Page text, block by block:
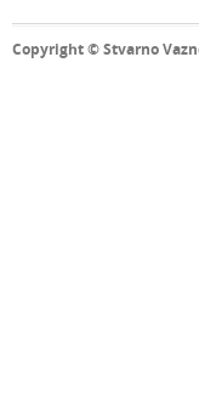
Copyright © Stvarno